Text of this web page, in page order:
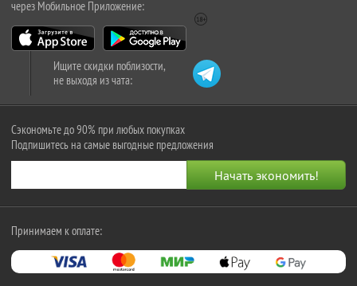
через Мобильное Приложение:
Ищите скидки поблизости,
не выходя из чата:
Сэкономьте до 90% при любых покупках
Подпишитесь на самые выгодные предложения
Принимаем к оплате: